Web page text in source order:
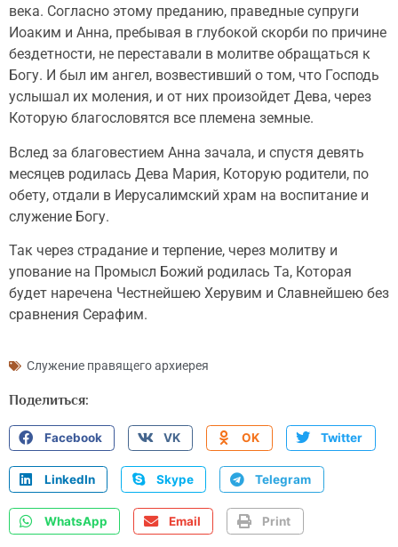
века. Согласно этому преданию, праведные супруги
Иоаким и Анна, пребывая в глубокой скорби по причине
бездетности, не переставали в молитве обращаться к
Богу. И был им ангел, возвестивший о том, что Господь
услышал их моления, и от них произойдет Дева, через
Которую благословятся все племена земные.
Вслед за благовестием Анна зачала, и спустя девять
месяцев родилась Дева Мария, Которую родители, по
обету, отдали в Иерусалимский храм на воспитание и
служение Богу.
Так через страдание и терпение, через молитву и
упование на Промысл Божий родилась Та, Которая
будет наречена Честнейшею Херувим и Славнейшею без
сравнения Серафим.
Служение правящего архиерея
Поделиться:
Facebook VK OK Twitter
LinkedIn Skype Telegram
WhatsApp Email Print